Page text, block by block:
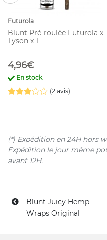
Futurola
Blunt Pré-roulée Futurola x
Tyson x 1
4,96€
En stock
(2 avis)
(*) Expédition en 24H hors
Expédition le jour même
avant 12H.
Blunt Juicy Hemp
Wraps Original